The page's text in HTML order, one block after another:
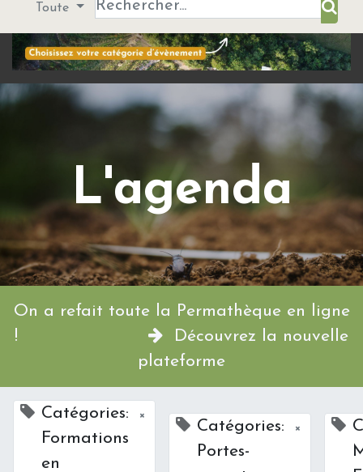
Toute
L'agenda
On a refait toute la Permathèque en ligne
!
Découvrez la nouvelle
plateforme
Catégories:
Formations
en
×
Catégories:
Portes-
×